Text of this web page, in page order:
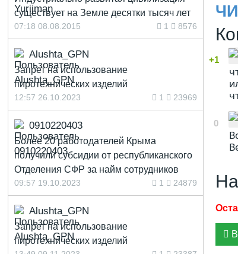
+1
0
существует на Земле десятки тысяч лет
07:18 08.08.2015 1 8576
Alushta_GPN
Запрет на использование
пиротехнических изделий
12:57 26.10.2023 1 23969
0910220403
Более 20 работодателей Крыма
получили субсидии от республиканского
Отделения СФР за найм сотрудников
09:57 19.10.2023 1 24879
Alushta_GPN
Запрет на использование
пиротехнических изделий